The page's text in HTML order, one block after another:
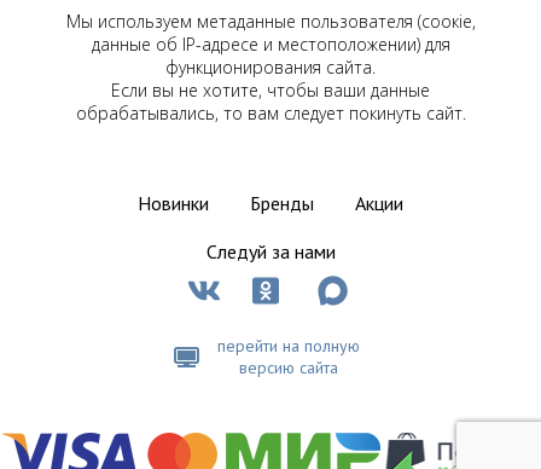
Мы используем метаданные пользователя (соокіе,
данные об IP-адресе и местоположении) для
функционирования сайта.
Если вы не хотите, чтобы ваши данные
обрабатывались, то вам следует покинуть сайт.
Новинки Бренды
Акции
Следуй за нами
перейти на полную
версию сайта